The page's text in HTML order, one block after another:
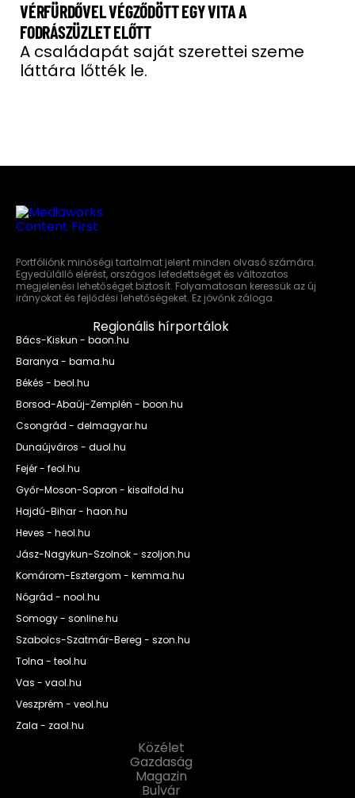
VÉRFÜRDŐVEL VÉGZŐDÖTT EGY VITA A
FODRÁSZÜZLET ELŐTT
A családapát saját szerettei szeme
láttára lőtték le.
Portfóliónk minőségi tartalmat jelent minden olvasó számára.
Egyedülálló elérést, országos lefedettséget és változatos
megjelenési lehetőséget biztosít. Folyamatosan keressük az új
irányokat és fejlődési lehetőségeket. Ez jövőnk záloga.
Regionális hírportálok
Bács-Kiskun - baon.hu
Baranya - bama.hu
Békés - beol.hu
Borsod-Abaúj-Zemplén - boon.hu
Csongrád - delmagyar.hu
Dunaújváros - duol.hu
Fejér - feol.hu
Győr-Moson-Sopron - kisalfold.hu
Hajdú-Bihar - haon.hu
Heves - heol.hu
Jász-Nagykun-Szolnok - szoljon.hu
Komárom-Esztergom - kemma.hu
Nógrád - nool.hu
Somogy - sonline.hu
Szabolcs-Szatmár-Bereg - szon.hu
Tolna - teol.hu
Vas - vaol.hu
Veszprém - veol.hu
Zala - zaol.hu
Közélet
Gazdaság
Magazin
Bulvár